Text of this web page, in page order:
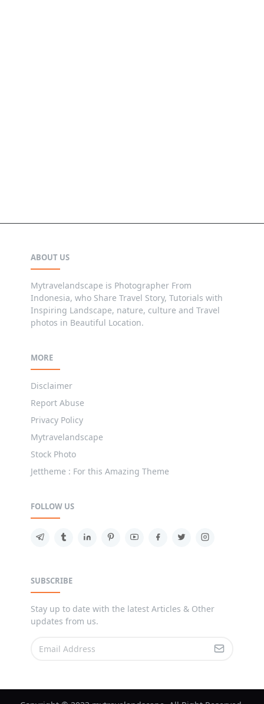
ABOUT US
Mytravelandscape is Photographer From
Indonesia, who Share Travel Story, Tutorials with
Inspiring Landscape, nature, culture and Travel
photos in Beautiful Location.
MORE
Disclaimer
Report Abuse
Privacy Policy
Mytravelandscape
Stock Photo
Jettheme : For this Amazing Theme
FOLLOW US
SUBSCRIBE
Stay up to date with the latest Articles & Other
updates from us.